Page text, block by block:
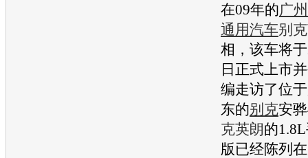
在09年的广
通用汽车别
相，该车将
日正式上市
编走访了位
东的别克安
克英朗的
版已经陈列